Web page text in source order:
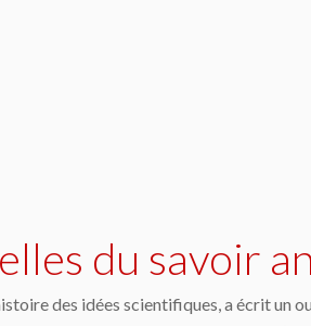
du savoir
des idées scientifiques, a écrit un